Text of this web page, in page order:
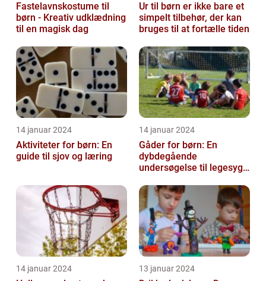
Fastelavnskostume til
børn - Kreativ udklædning
til en magisk dag
Ur til børn er ikke bare et
simpelt tilbehør, der kan
bruges til at fortælle tiden
14 januar 2024
Aktiviteter for børn: En
guide til sjov og læring
14 januar 2024
Gåder for børn: En
dybdegående
undersøgelse til legesyge
14 januar 2024 13 januar 2024